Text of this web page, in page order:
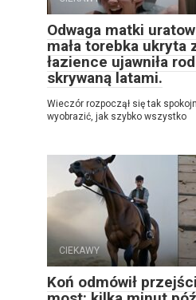
Odwaga matki
mała torebka ukryta
łazience ujawniła
skrywaną latami.
Wieczór rozpoczął się tak
wyobrazić, jak szybko wszystko
CIEKAWY
Koń odmówił